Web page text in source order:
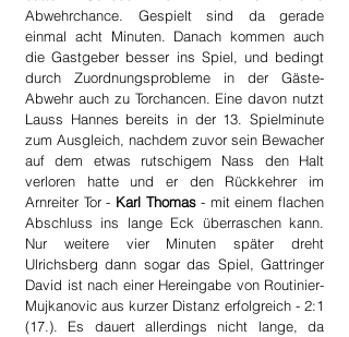
Abwehrchance. Gespielt sind da gerade
einmal acht Minuten. Danach kommen auch
die Gastgeber besser ins Spiel, und bedingt
durch Zuordnungsprobleme in der Gäste-
Abwehr auch zu Torchancen. Eine davon nutzt
Lauss Hannes bereits in der 13. Spielminute
zum Ausgleich, nachdem zuvor sein Bewacher
auf dem etwas rutschigem Nass den Halt
verloren hatte und er den Rückkehrer im
Arnreiter Tor - Karl Thomas - mit einem flachen
Abschluss ins lange Eck überraschen kann.
Nur weitere vier Minuten später dreht
Ulrichsberg dann sogar das Spiel, Gattringer
David ist nach einer Hereingabe von Routinier-
Mujkanovic aus kurzer Distanz erfolgreich - 2:1
(17.). Es dauert allerdings nicht lange, da